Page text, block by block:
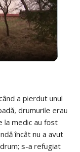
a pierdut unul
drumurile erau
la medic au fost
încât nu a avut
s-a refugiat